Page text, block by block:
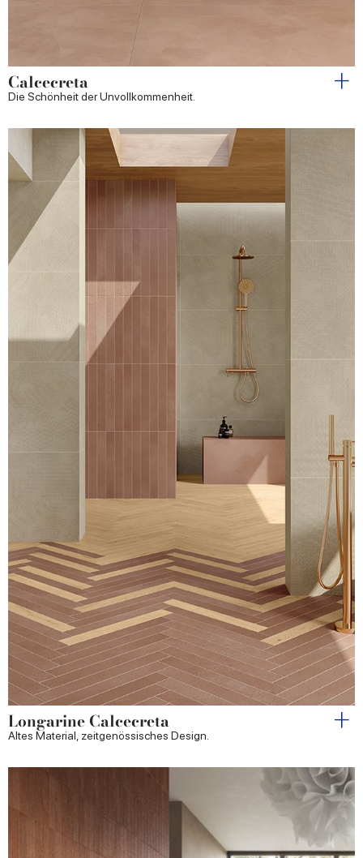
Calcecreta
Die Schönheit der Unvollkommenheit.
Longarine Calcecreta
Altes Material, zeitgenössisches Design.